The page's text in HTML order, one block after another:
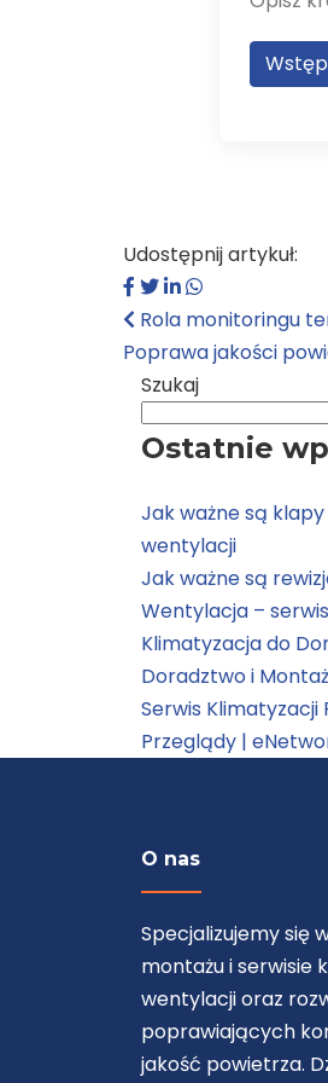
Udostępnij artykuł:
Rola monitoringu
Poprawa jakości
Szukaj
Ostatnie
Jak ważne są
wentylacji
Jak ważne są
Wentylacja –
Klimatyzacja do
Doradztwo i
Serwis Klimatyzacji
Przeglądy |
O nas
Specjalizujemy się
montażu i serwisie
wentylacji oraz
poprawiających
jakość powietrza.